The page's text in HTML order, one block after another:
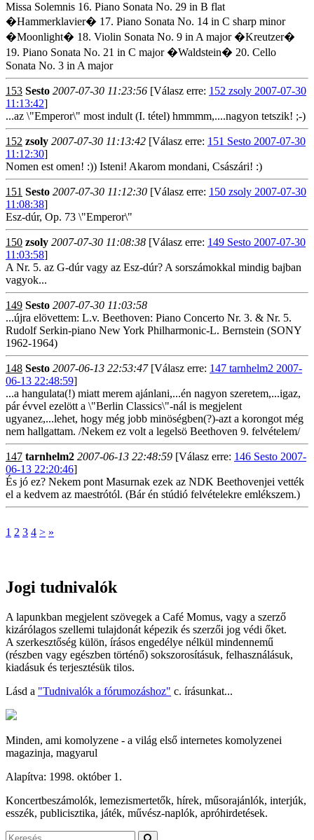
Missa Solemnis 16. Piano Sonata No. 29 in B flat
�Hammerklavier� 17. Piano Sonata No. 14 in C sharp minor
�Moonlight� 18. Violin Sonata No. 9 in A major �Kreutzer�
19. Piano Sonata No. 21 in C major �Waldstein� 20. Cello
Sonata No. 3 in A major
153 Sesto 2007-07-30 11:23:56 [Válasz erre: 152 zsoly 2007-07-30
11:13:42]
...az \"Emperor\" most indult (I. tétel) hmmmm,....nagyon tetszik! ;-)
152 zsoly 2007-07-30 11:13:42 [Válasz erre: 151 Sesto 2007-07-30
11:12:30]
Nomen est omen! :)) Isteni! Akarom mondani, Császári! :)
151 Sesto 2007-07-30 11:12:30 [Válasz erre: 150 zsoly 2007-07-30
11:08:38]
Esz-dúr, Op. 73 \"Emperor\"
150 zsoly 2007-07-30 11:08:38 [Válasz erre: 149 Sesto 2007-07-30
11:03:58]
A Nr. 5. az G-dúr vagy az Esz-dúr? A sorszámokkal mindig bajban
vagyok...
149 Sesto 2007-07-30 11:03:58
...újra elövettem: L.v. Beethoven: Piano Concerto Nr. 3. & Nr. 5.
Rudolf Serkin-piano New York Philharmonic-L. Bernstein (SONY
1962-1964)
148 Sesto 2007-06-13 22:53:47[Válasz erre: 147 tarnhelm2 2007-
06-13 22:48:59]
...a hangulata(!) miatt merem ajánlani,...én nagyon szeretem,...igaz,
pár évvel ezelött a \"Berlin Classics\"-nál is megjelent
ugyanez,...lehet, hogy még jobb minöségben(?)-azt a korongot még
nem hallgattam. /Nekem ez volt a legelsö Beethoven 9. felvételem/
147 tarnhelm2 2007-06-13 22:48:59 [Válasz erre: 146 Sesto 2007-
06-13 22:20:46]
És jó ez? Nekem pont Masurnak ezek az NDK Beethovenjei vették
el a kedvem az maestrótól. (Bár én stúdió felvételekre emlékszem.)
1 2 3 4 > »
Jogi tudnivalók
A lapunkban megjelent szövegek a Café Momus, vagy a szerző
kizárólagos szellemi tulajdonát képezik és szerzői jog védi őket.
A szerkesztőség külön, írásos engedélye nélkül mindennemű
(részben vagy egészben történő) sokszorosításuk, felhasználásuk,
kiadásuk és terjesztésük tilos.
Lásd a "Tudnivalók a fórumozáshoz" c. írásunkat...
Minden, ami komolyzene - a világ első internetes komolyzenei
magazinja, magyarul
Alapítva: 1998. október 1.
Koncertbeszámolók, lemezismertetők, hírek, műsorajánlók, interjúk,
esszék, publicisztika, játék, művész-naplók, apróhirdetések.